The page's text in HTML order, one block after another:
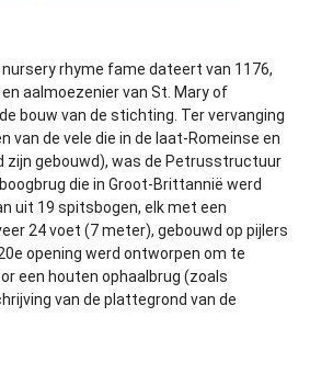
nursery rhyme fame dateert van 1176,
aalmoezenier van St. Mary of
bouw van de stichting. Ter vervanging
van de vele die in de laat-Romeinse en
zijn gebouwd), was de Petrusstructuur
die in Groot-Brittannië werd
uit 19 spitsbogen, elk met een
24 voet (7 meter), gebouwd op pijlers
opening werd ontworpen om te
een houten ophaalbrug (zoals
van de plattegrond van de